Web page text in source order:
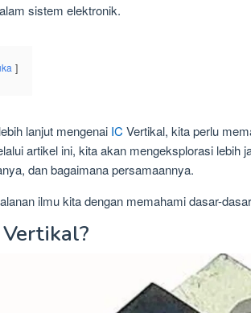
sistem elektronik.
lanjut mengenai IC Vertikal, kita perlu
artikel ini, kita akan mengeksplorasi lebih
dan bagaimana persamaannya.
ilmu kita dengan memahami dasar-